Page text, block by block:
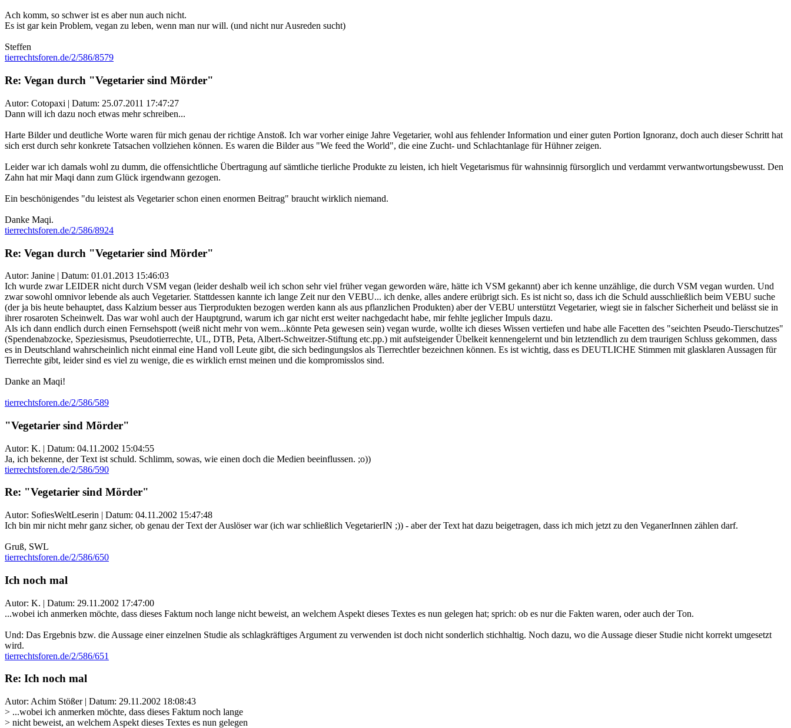
Ach komm, so schwer ist es aber nun auch nicht.
Es ist gar kein Problem, vegan zu leben, wenn man nur will. (und nicht nur Ausreden sucht)
Steffen
tierrechtsforen.de/2/586/8579
Re: Vegan durch "Vegetarier sind Mörder"
Autor: Cotopaxi | Datum: 25.07.2011 17:47:27
Dann will ich dazu noch etwas mehr schreiben...
Harte Bilder und deutliche Worte waren für mich genau der richtige Anstoß. Ich war vorher einige Jahre Vegetarier, wohl aus fehlender Information und einer guten Portion Ignoranz, doch auch dieser Schritt hat
sich erst durch sehr konkrete Tatsachen vollziehen können. Es waren die Bilder aus "We feed the World", die eine Zucht- und Schlachtanlage für Hühner zeigen.
Leider war ich damals wohl zu dumm, die offensichtliche Übertragung auf sämtliche tierliche Produkte zu leisten, ich hielt Vegetarismus für wahnsinnig fürsorglich und verdammt verwantwortungsbewusst. Den
Zahn hat mir Maqi dann zum Glück irgendwann gezogen.
Ein beschönigendes "du leistest als Vegetarier schon einen enormen Beitrag" braucht wirklich niemand.
Danke Maqi.
tierrechtsforen.de/2/586/8924
Re: Vegan durch "Vegetarier sind Mörder"
Autor: Janine | Datum: 01.01.2013 15:46:03
Ich wurde zwar LEIDER nicht durch VSM vegan (leider deshalb weil ich schon sehr viel früher vegan geworden wäre, hätte ich VSM gekannt) aber ich kenne unzählige, die durch VSM vegan wurden. Und
zwar sowohl omnivor lebende als auch Vegetarier. Stattdessen kannte ich lange Zeit nur den VEBU... ich denke, alles andere erübrigt sich. Es ist nicht so, dass ich die Schuld ausschließlich beim VEBU suche
(der ja bis heute behauptet, dass Kalzium besser aus Tierprodukten bezogen werden kann als aus pflanzlichen Produkten) aber der VEBU unterstützt Vegetarier, wiegt sie in falscher Sicherheit und belässt sie in
ihrer rosaroten Scheinwelt. Das war wohl auch der Hauptgrund, warum ich gar nicht erst weiter nachgedacht habe, mir fehlte jeglicher Impuls dazu.
Als ich dann endlich durch einen Fernsehspott (weiß nicht mehr von wem...könnte Peta gewesen sein) vegan wurde, wollte ich dieses Wissen vertiefen und habe alle Facetten des "seichten Pseudo-Tierschutzes"
(Spendenabzocke, Speziesismus, Pseudotierrechte, UL, DTB, Peta, Albert-Schweitzer-Stiftung etc.pp.) mit aufsteigender Übelkeit kennengelernt und bin letztendlich zu dem traurigen Schluss gekommen, dass
es in Deutschland wahrscheinlich nicht einmal eine Hand voll Leute gibt, die sich bedingungslos als Tierrechtler bezeichnen können. Es ist wichtig, dass es DEUTLICHE Stimmen mit glasklaren Aussagen für
Tierrechte gibt, leider sind es viel zu wenige, die es wirklich ernst meinen und die kompromisslos sind.
Danke an Maqi!
tierrechtsforen.de/2/586/589
"Vegetarier sind Mörder"
Autor: K. | Datum: 04.11.2002 15:04:55
Ja, ich bekenne, der Text ist schuld. Schlimm, sowas, wie einen doch die Medien beeinflussen. ;o))
tierrechtsforen.de/2/586/590
Re: "Vegetarier sind Mörder"
Autor: SofiesWeltLeserin | Datum: 04.11.2002 15:47:48
Ich bin mir nicht mehr ganz sicher, ob genau der Text der Auslöser war (ich war schließlich VegetarierIN ;)) - aber der Text hat dazu beigetragen, dass ich mich jetzt zu den VeganerInnen zählen darf.
Gruß, SWL
tierrechtsforen.de/2/586/650
Ich noch mal
Autor: K. | Datum: 29.11.2002 17:47:00
...wobei ich anmerken möchte, dass dieses Faktum noch lange nicht beweist, an welchem Aspekt dieses Textes es nun gelegen hat; sprich: ob es nur die Fakten waren, oder auch der Ton.
Und: Das Ergebnis bzw. die Aussage einer einzelnen Studie als schlagkräftiges Argument zu verwenden ist doch nicht sonderlich stichhaltig. Noch dazu, wo die Aussage dieser Studie nicht korrekt umgesetzt
wird.
tierrechtsforen.de/2/586/651
Re: Ich noch mal
Autor: Achim Stößer | Datum: 29.11.2002 18:08:43
> ...wobei ich anmerken möchte, dass dieses Faktum noch lange
> nicht beweist, an welchem Aspekt dieses Textes es nun gelegen